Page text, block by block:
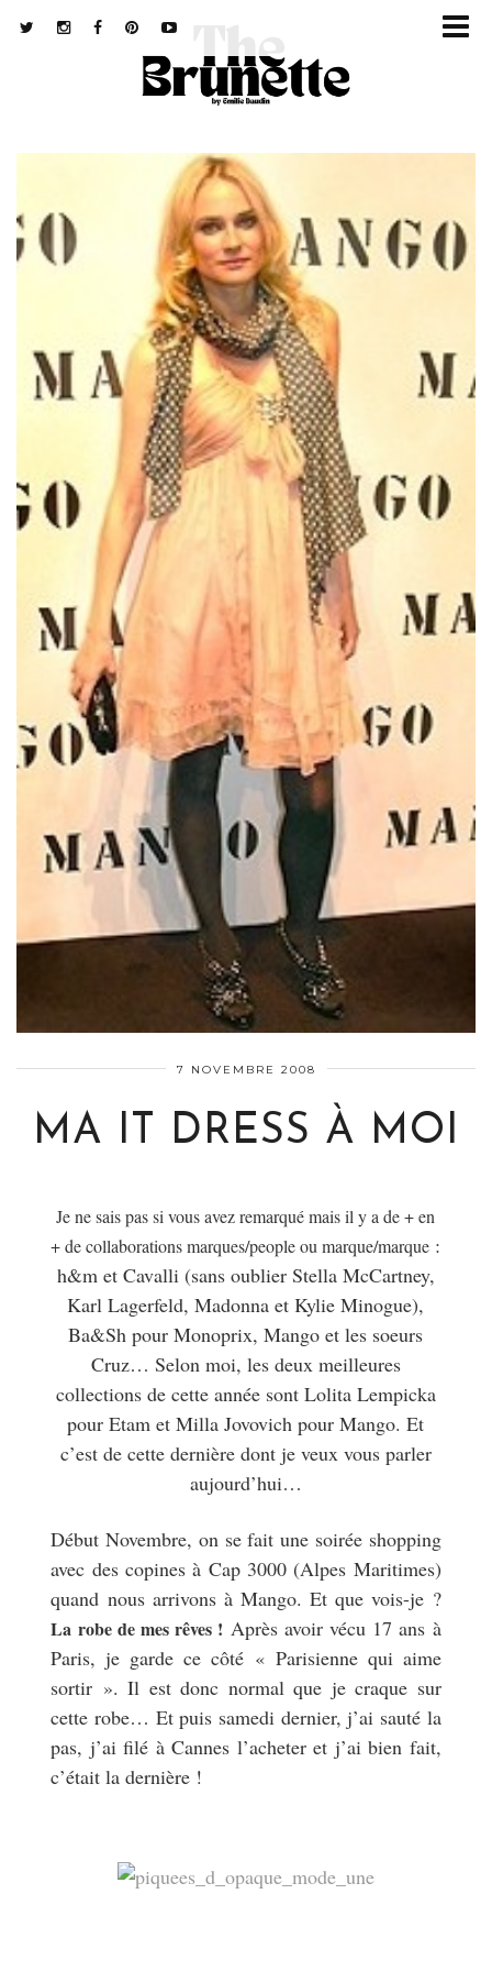
7 NOVEMBRE 2008
MA IT DRESS À MOI
Je ne sais pas si vous avez remarqué mais il y a de + en
+ de collaborations marques/people ou marque/marque :
h&m et Cavalli (sans oublier Stella McCartney,
Karl Lagerfeld, Madonna et Kylie Minogue),
Ba&Sh pour Monoprix, Mango et les soeurs
Cruz… Selon moi, les deux meilleures
collections de cette année sont Lolita Lempicka
pour Etam et Milla Jovovich pour Mango. Et
c’est de cette dernière dont je veux vous parler
aujourd’hui…
Début Novembre, on se fait une soirée shopping
avec des copines à Cap 3000 (Alpes Maritimes)
quand nous arrivons à Mango. Et que vois-je ?
La robe de mes rêves ! Après avoir vécu 17 ans à
Paris, je garde ce côté « Parisienne qui aime
sortir ». Il est donc normal que je craque sur
cette robe… Et puis samedi dernier, j’ai sauté la
pas, j’ai filé à Cannes l’acheter et j’ai bien fait,
c’était la dernière !